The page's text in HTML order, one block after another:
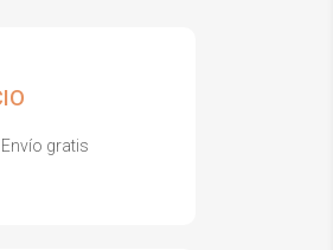
Envío gratis